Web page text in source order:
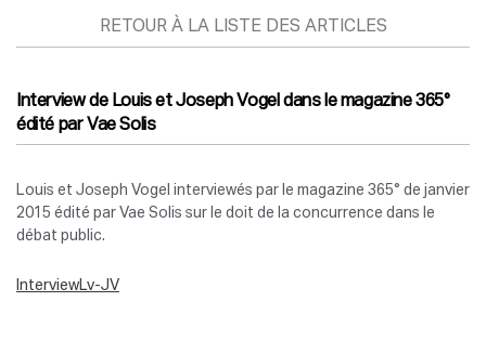
RETOUR À LA LISTE DES ARTICLES
Interview de Louis et Joseph Vogel dans le magazine 365°
édité par Vae Solis
Louis et Joseph Vogel interviewés par le magazine 365° de janvier
2015 édité par Vae Solis sur le doit de la concurrence dans le
débat public.
InterviewLv-JV